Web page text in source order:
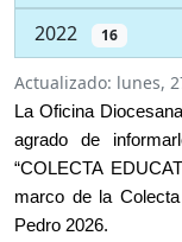
2022 16
Actualizado: lunes,
La Oficina
agrado de
“COLECTA
marco de la
Pedro 2026.